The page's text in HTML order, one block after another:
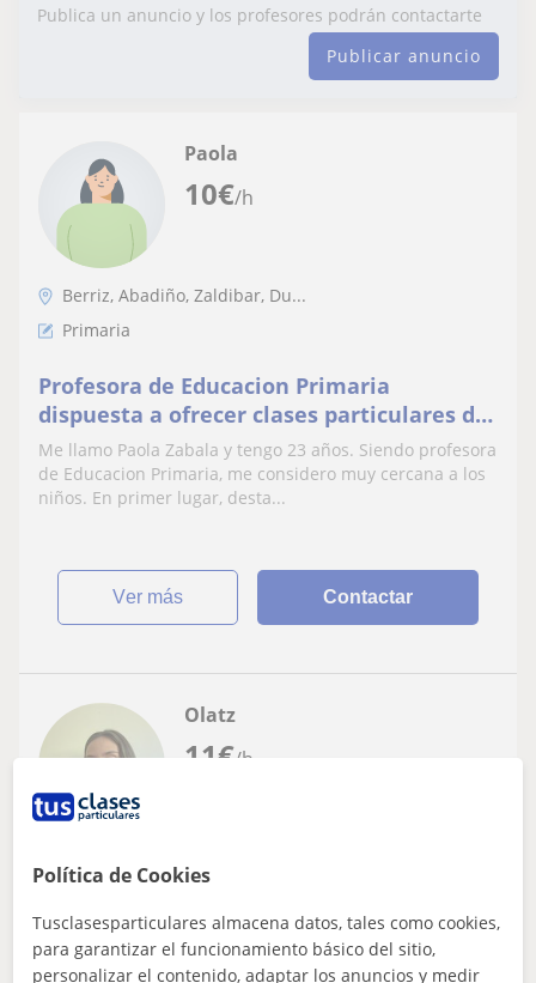
Publica un anuncio y los profesores podrán contactarte
Publicar anuncio
10€/h
Paola
Berriz, Abadiño, Zaldibar, Du...
Primaria
Profesora de Educacion Primaria
dispuesta a ofrecer clases particulares de
apoyo y repaso a cualquier alumno/a
entre 6-12 años
Me llamo Paola Zabala y tengo 23 años. Siendo profesora
de Educacion Primaria, me considero muy cercana a los
niños. En primer lugar, desta...
ver más Contactar
11€/h
Olatz
Imparto clases de educación primaria
Política de Cookies
Tusclasesparticulares almacena datos, tales como cookies,
para garantizar el funcionamiento básico del sitio,
personalizar el contenido, adaptar los anuncios y medir